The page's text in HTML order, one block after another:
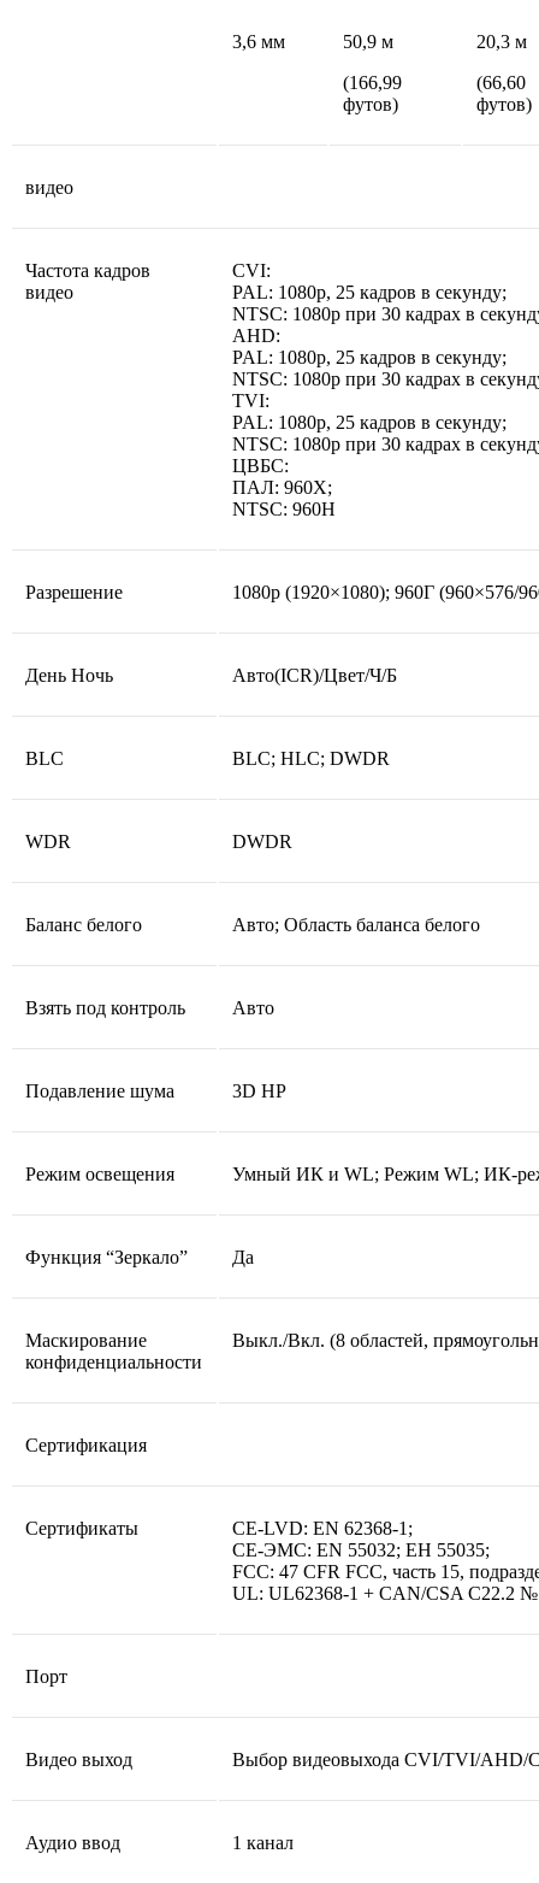
3,6 мм
50,9 м
(166,99
футов)
20,3 м
(66,60
футов)
видео
Частота кадров
видео
CVI:
PAL: 1080p, 25 кадров в секунду;
NTSC: 1080p при 30 кадрах в
AHD:
PAL: 1080p, 25 кадров в секунду;
NTSC: 1080p при 30 кадрах в
TVI:
PAL: 1080p, 25 кадров в секунду;
NTSC: 1080p при 30 кадрах в
ЦВБС:
ПАЛ: 960Х;
NTSC: 960H
Разрешение 1080р (1920×1080); 960Г (960×576/
День Ночь Авто(ICR)/Цвет/Ч/Б
BLC BLC; HLC; DWDR
WDR DWDR
Баланс белого Авто; Область баланса белого
Взять под контроль Авто
Подавление шума 3D НР
Режим освещения Умный ИК и WL; Режим WL; ИК-
Функция “Зеркало” Да
Маскирование
конфиденциальности
Выкл./Вкл. (8 областей,
Сертификация
Сертификаты
CE-LVD: EN 62368-1;
CE-ЭМС: EN 55032; ЕН 55035;
FCC: 47 CFR FCC, часть 15,
UL: UL62368-1 + CAN/CSA C22.2 №
Порт
Видео выход Выбор видеовыхода CVI/TVI/AHD/
Аудио ввод 1 канал